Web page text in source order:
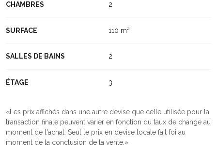
CHAMBRES 2
SURFACE 110 m²
SALLES DE BAINS 2
ÉTAGE 3
Les prix affichés dans une autre devise que celle utilisée pour la
transaction finale peuvent varier en fonction du taux de change au
moment de l'achat. Seul le prix en devise locale fait foi au
moment de la conclusion de la vente.